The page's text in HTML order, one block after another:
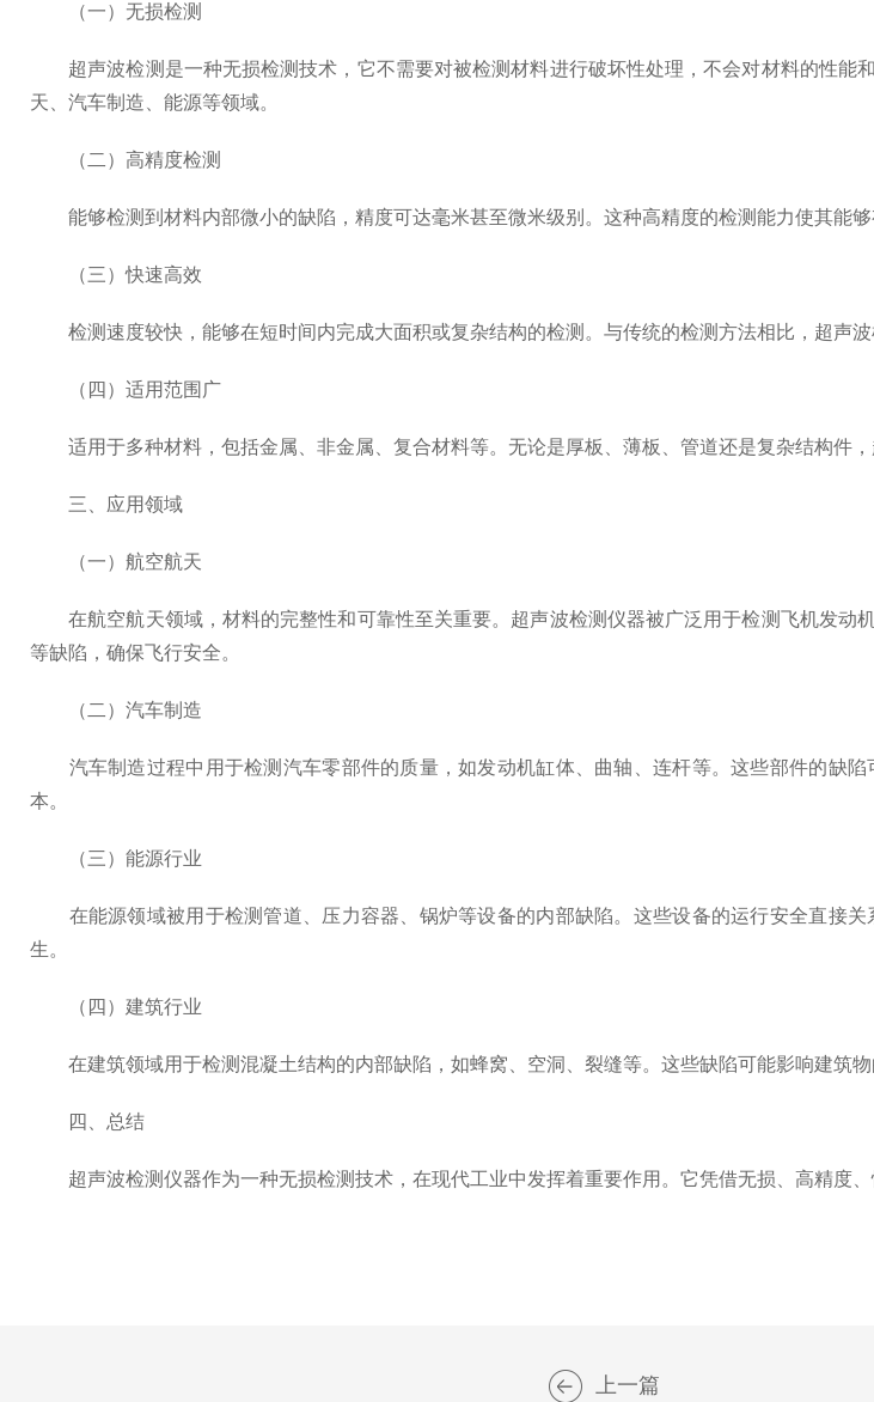
（一）无损检测
超声波检测是一种无损检测技术，它不需要对被检测材料进行破坏性处理，不会对材料的性能
天、汽车制造、能源等领域。
（二）高精度检测
能够检测到材料内部微小的缺陷，精度可达毫米甚至微米级别。这种高精度的检测能力使其能够
（三）快速高效
检测速度较快，能够在短时间内完成大面积或复杂结构的检测。与传统的检测方法相比，超声波
（四）适用范围广
适用于多种材料，包括金属、非金属、复合材料等。无论是厚板、薄板、管道还是复杂结构件
三、应用领域
（一）航空航天
在航空航天领域，材料的完整性和可靠性至关重要。超声波检测仪器被广泛用于检测飞机发动
等缺陷，确保飞行安全。
（二）汽车制造
汽车制造过程中用于检测汽车零部件的质量，如发动机缸体、曲轴、连杆等。这些部件的缺
本。
（三）能源行业
在能源领域被用于检测管道、压力容器、锅炉等设备的内部缺陷。这些设备的运行安全直接
生。
（四）建筑行业
在建筑领域用于检测混凝土结构的内部缺陷，如蜂窝、空洞、裂缝等。这些缺陷可能影响建筑物
四、总结
超声波检测仪器作为一种无损检测技术，在现代工业中发挥着重要作用。它凭借无损、高精度
上一篇